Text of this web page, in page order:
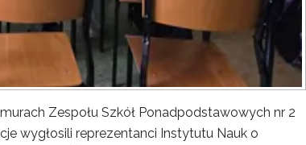
Zespołu Szkół Ponadpodstawowych nr 2
wygłosili reprezentanci Instytutu Nauk o